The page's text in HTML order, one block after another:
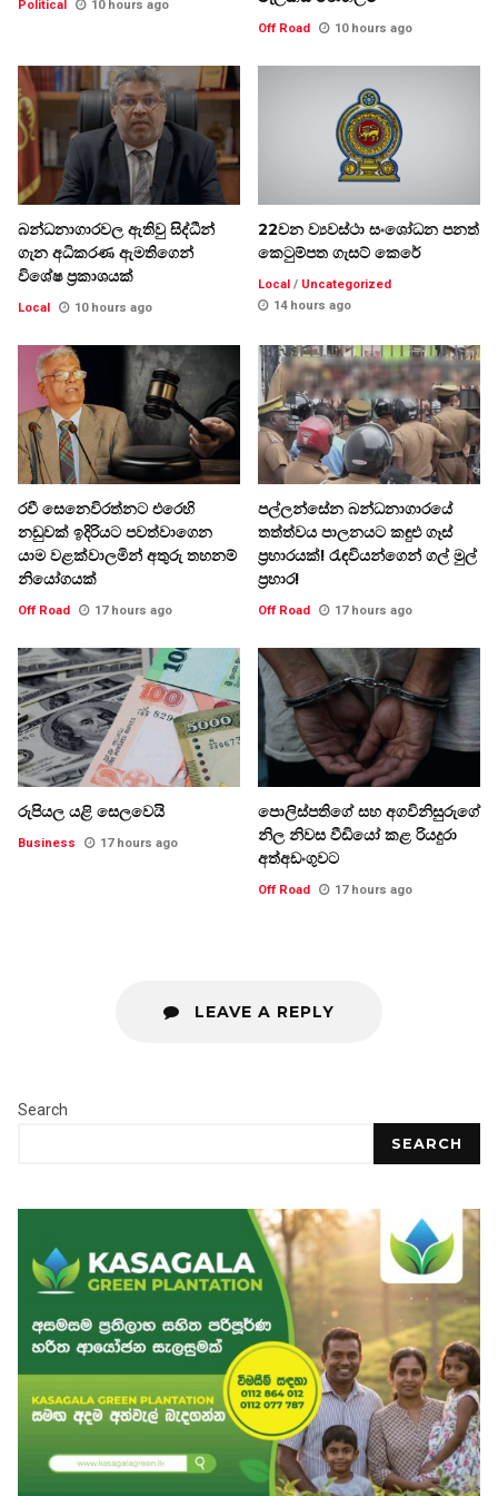
Political 10 hours ago
Off Road 10 hours ago
බන්ධනාගාරවල ඇතිවු සිද්ධීන්
ගැන අධිකරණ ඇමතිගෙන්
විශේෂ ප්‍රකාශයක්
Local 10 hours ago
22වන ව්‍යවස්ථා සංශෝධන පනත්
කෙටුම්පත ගැසට් කෙරේ
Local / Uncategorized
14 hours ago
රවී සෙනෙවිරත්නට එරෙහි
නඩුවක් ඉදිරියට පවත්වාගෙන
යාම වළක්වාලමින් අතුරු තහනම්
නියෝගයක්
Off Road 17 hours ago
පල්ලන්සේන බන්ධනාගාරයේ
තත්ත්වය පාලනයට කඳුළු ගෑස්
ප්‍රහාරයක්! රැඳවියන්ගෙන් ගල් මුල්
ප්‍රහාර!
Off Road 17 hours ago
රුපියල යළි සෙලවෙයි
Business 17 hours ago
පොලිස්පතිගේ සහ අගවිනිසුරුගේ
නිල නිවස වීඩියෝ කළ රියදුරා
අත්අඩංගුවට
Off Road 17 hours ago
LEAVE A REPLY
Search
SEARCH